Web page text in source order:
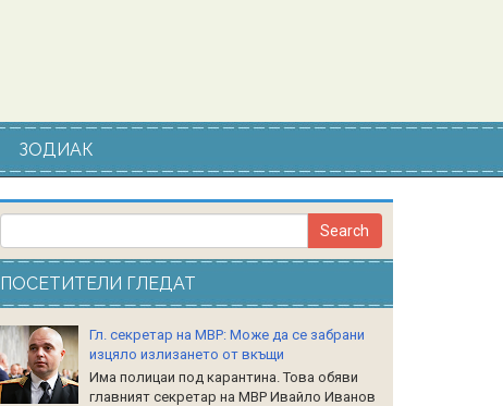
ЗОДИАК
ПОСЕТИТЕЛИ ГЛЕДАТ
Гл. секретар на МВР: Може да се забрани
изцяло излизането от вкъщи
Има полицаи под карантина. Това обяви
главният секретар на МВР Ивайло Иванов